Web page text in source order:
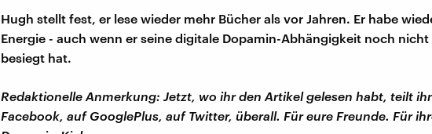
Hugh stellt fest, er lese wieder mehr Bücher als vor Jahren. Er habe
Energie - auch wenn er seine digitale Dopamin-Abhängigkeit noch nicht
besiegt hat.
Redaktionelle Anmerkung: Jetzt, wo ihr den Artikel gelesen habt, teilt
Facebook, auf GooglePlus, auf Twitter, überall. Für eure Freunde. Für